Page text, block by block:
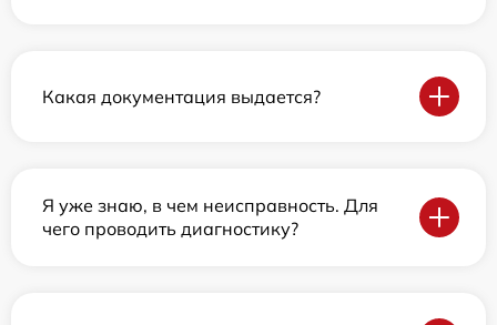
Какая документация выдается?
Я уже знаю, в чем неисправность. Для
чего проводить диагностику?